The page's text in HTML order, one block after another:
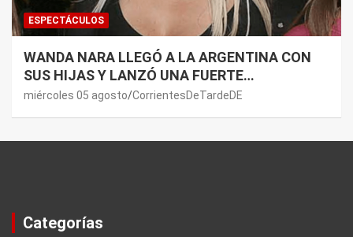
ESPECTÁCULOS
WANDA NARA LLEGÓ A LA ARGENTINA CON
SUS HIJAS Y LANZÓ UNA FUERTE
PREMONICIÓN SOBRE MAURO ICARDI
miércoles 05 agosto CorrientesDeTardeDE
Categorías